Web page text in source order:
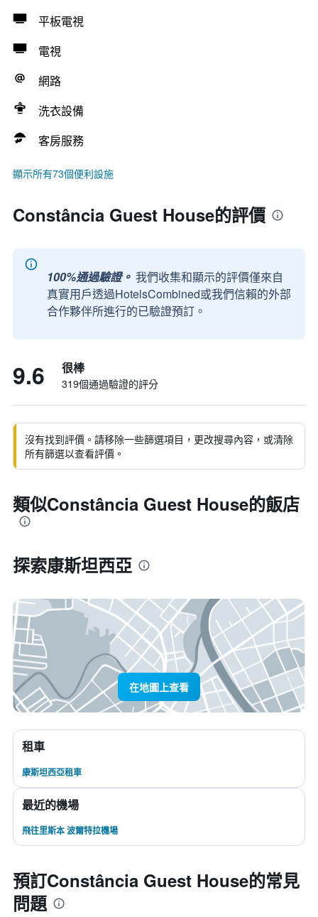
平板電視
電視
網路
洗衣設備
客房服務
顯示所有73個便利設施
Constância Guest House的評價
100%通過驗證。 我們收集和顯示的評價僅來自
真實用戶透過HotelsCombined或我們信賴的外部
合作夥伴所進行的已驗證預訂。
9.6 很棒
319個通過驗證的評分
沒有找到評價。請移除一些篩選項目，更改搜尋內容，或清除
所有篩選以查看評價。
類似Constância Guest House的飯店
探索康斯坦西亞
在地圖上查看
租車
康斯坦西亞租車
最近的機場
飛往里斯本 波爾特拉機場
預訂Constância Guest House的常見
問題